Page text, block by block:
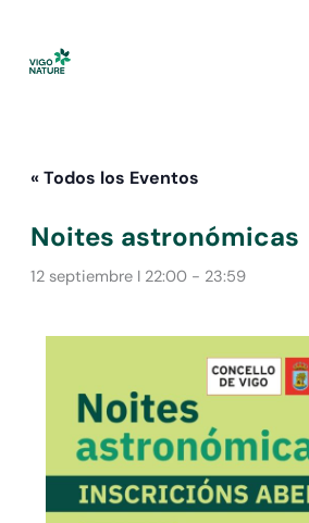
contenido
« Todos los Eventos
Noites astronómicas
12 septiembre I 22:00- 23:59